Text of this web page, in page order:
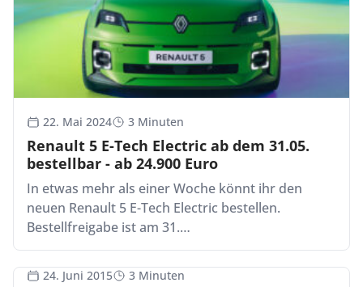
22. Mai 2024 3 Minuten
Renault 5 E-Tech Electric ab dem 31.05.
bestellbar - ab 24.900 Euro
In etwas mehr als einer Woche könnt ihr den
neuen Renault 5 E-Tech Electric bestellen.
Bestellfreigabe ist am 31.…
24. Juni 2015 3 Minuten